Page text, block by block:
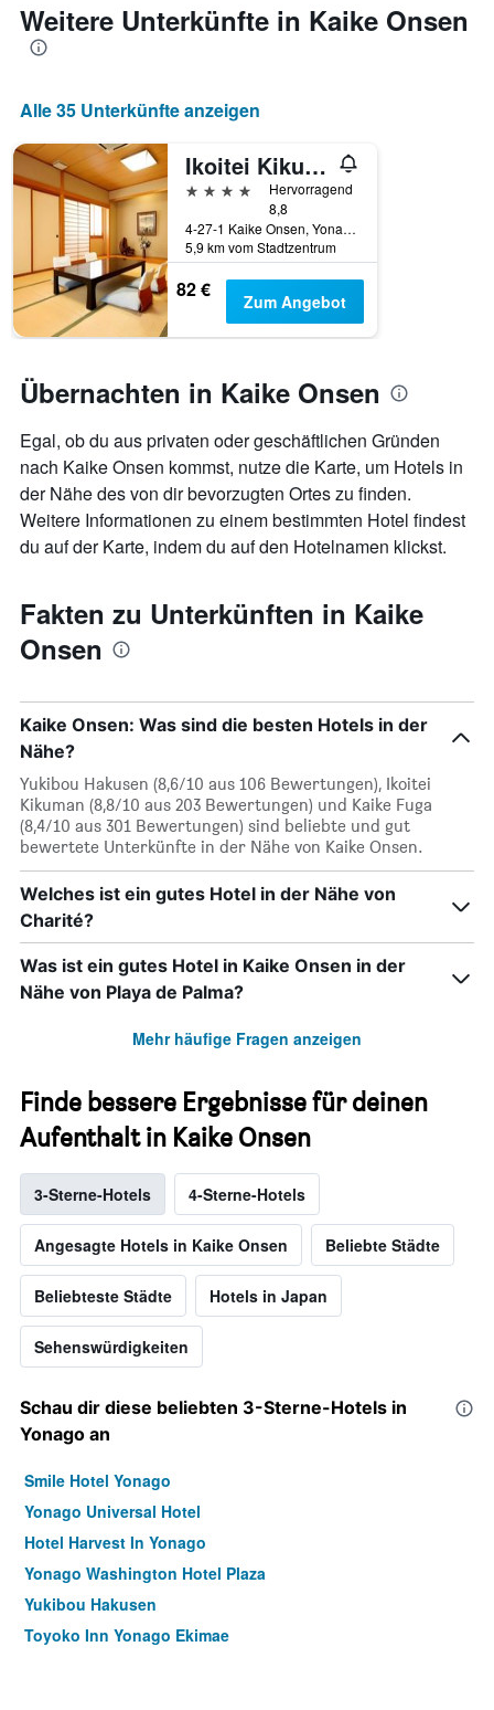
Weitere Unterkünfte in Kaike Onsen
Alle 35 Unterkünfte anzeigen
Ikoitei Kikuman
4 Sterne
Hervorragend
8,8
4-27-1 Kaike Onsen, Yonago-Shi, Tottori, Yonago, Japan
5,9 km vom Stadtzentrum
82 € Zum Angebot
Übernachten in Kaike Onsen
Egal, ob du aus privaten oder geschäftlichen Gründen
nach Kaike Onsen kommst, nutze die Karte, um Hotels in
der Nähe des von dir bevorzugten Ortes zu finden.
Weitere Informationen zu einem bestimmten Hotel findest
du auf der Karte, indem du auf den Hotelnamen klickst.
Fakten zu Unterkünften in Kaike
Onsen
Kaike Onsen: Was sind die besten Hotels in der
Nähe?
Yukibou Hakusen (8,6/10 aus 106 Bewertungen), Ikoitei
Kikuman (8,8/10 aus 203 Bewertungen) und Kaike Fuga
(8,4/10 aus 301 Bewertungen) sind beliebte und gut
bewertete Unterkünfte in der Nähe von Kaike Onsen.
Welches ist ein gutes Hotel in der Nähe von
Charité?
Was ist ein gutes Hotel in Kaike Onsen in der
Nähe von Playa de Palma?
Mehr häufige Fragen anzeigen
Finde bessere Ergebnisse für deinen
Aufenthalt in Kaike Onsen
3-Sterne-Hotels 4-Sterne-Hotels
Angesagte Hotels in Kaike Onsen Beliebte Städte
Beliebteste Städte Hotels in Japan
Sehenswürdigkeiten
Schau dir diese beliebten 3-Sterne-Hotels in
Yonago an
Smile Hotel Yonago
Yonago Universal Hotel
Hotel Harvest In Yonago
Yonago Washington Hotel Plaza
Yukibou Hakusen
Toyoko Inn Yonago Ekimae